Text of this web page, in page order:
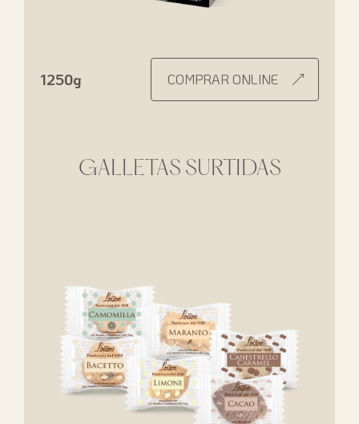
1250g COMPRAR ONLINE
GALLETAS SURTIDAS